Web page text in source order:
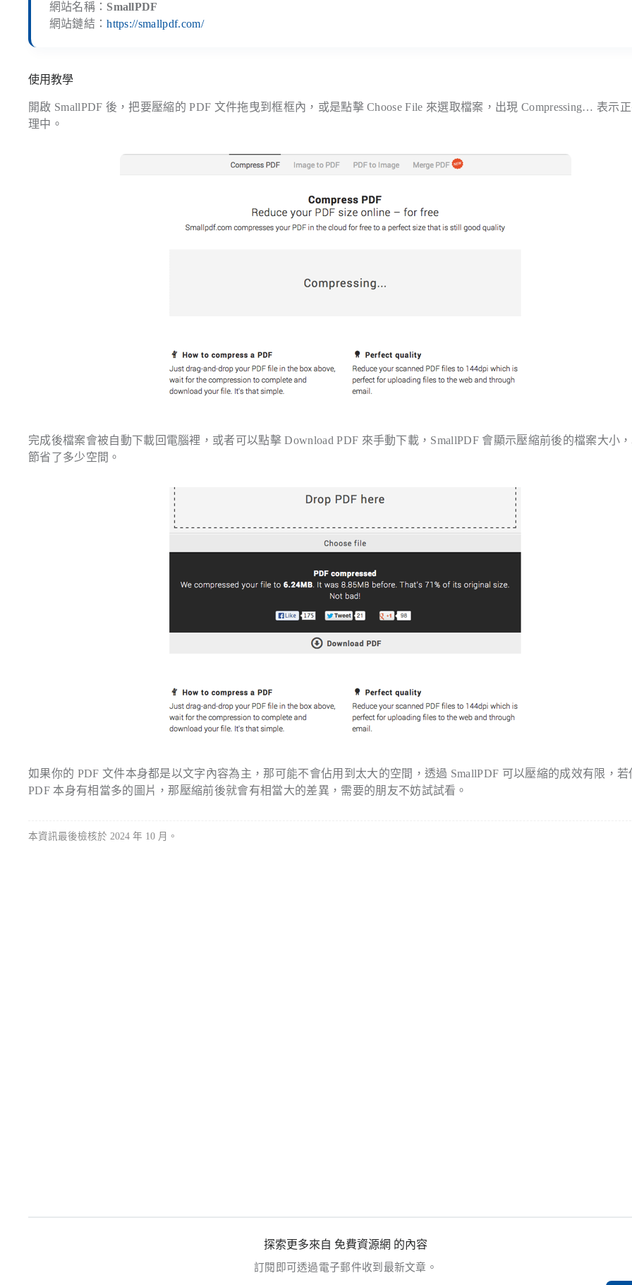
網站名稱： SmallPDF
網站鏈結：https://smallpdf.com/
使用教學
開啟 SmallPDF 後，把要壓縮的 PDF 文件拖曳到框框內，或是點擊Choose File 來選取檔案，出現 Compressing… 表示
理中。
完成後檔案會被自動下載回電腦裡，或者可以點擊Download PDF 來手動下載，SmallPDF 會顯示壓縮前後的檔案大小
節省了多少空間。
如果你的 PDF 文件本身都是以文字內容為主，那可能不會佔用到太大的空間，透過 SmallPDF 可以壓縮的成效有限，若
PDF 本身有相當多的圖片，那壓縮前後就會有相當大的差異，需要的朋友不妨試試看。
本資訊最後檢核於 2024 年 10 月。
探索更多來自 免費資源網 的內容
訂閱即可透過電子郵件收到最新文章。